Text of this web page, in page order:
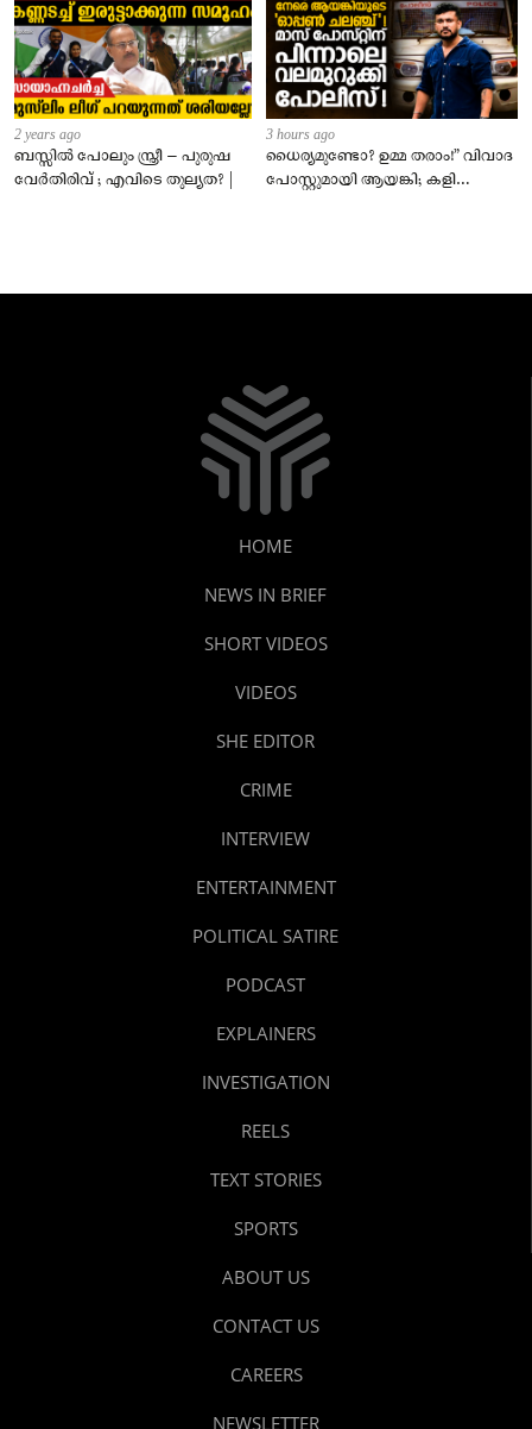
2 years ago
ബസ്സിൽ പോലും സ്ത്രീ – പുരുഷ
വേർതിരിവ് ; എവിടെ തുല്യത? |
3 hours ago
ധൈര്യമുണ്ടോ? ഉമ്മ തരാം!” വിവാദ
പോസ്റ്റുമായി ആയങ്കി; കളി
HOME
NEWS IN BRIEF
SHORT VIDEOS
VIDEOS
SHE EDITOR
CRIME
INTERVIEW
ENTERTAINMENT
POLITICAL SATIRE
PODCAST
EXPLAINERS
INVESTIGATION
REELS
TEXT STORIES
SPORTS
ABOUT US
CONTACT US
CAREERS
NEWSLETTER